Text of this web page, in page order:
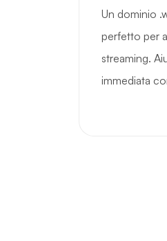
Un dominio
perfetto per
streaming.
immediata